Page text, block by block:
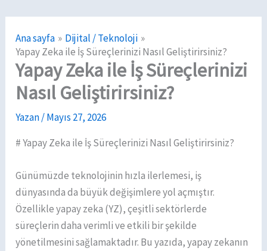
Ana sayfa
Dijital / Teknoloji
Yapay Zeka ile İş Süreçlerinizi Nasıl Geliştirirsiniz?
Yapay Zeka ile İş Süreçlerinizi
Nasıl Geliştirirsiniz?
Yazan/Mayıs 27, 2026
# Yapay Zeka ile İş Süreçlerinizi Nasıl Geliştirirsiniz?
Günümüzde teknolojinin hızla ilerlemesi, iş
dünyasında da büyük değişimlere yol açmıştır.
Özellikle yapay zeka (YZ), çeşitli sektörlerde
süreçlerin daha verimli ve etkili bir şekilde
yönetilmesini sağlamaktadır. Bu yazıda, yapay zekanın